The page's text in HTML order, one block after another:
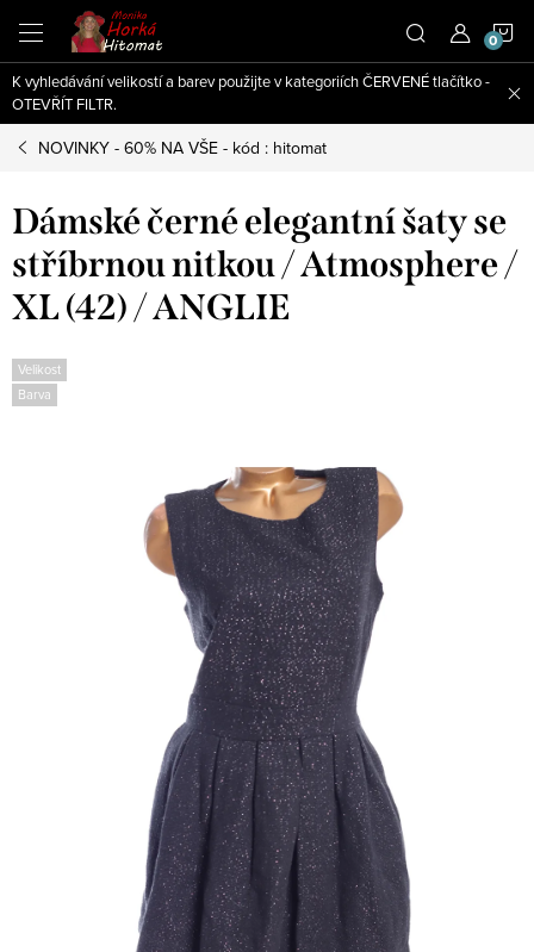
obsah
K vyhledávání velikostí a barev použijte v kategoriích ČERVENÉ tlačítko -
OTEVŘÍT FILTR.
NOVINKY - 60% NA VŠE - kód : hitomat
Dámské černé elegantní šaty se
stříbrnou nitkou / Atmosphere /
XL (42) / ANGLIE
Velikost
Barva